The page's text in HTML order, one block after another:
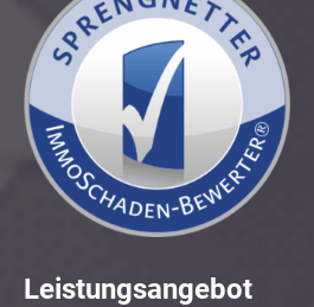
Leistungsangebot